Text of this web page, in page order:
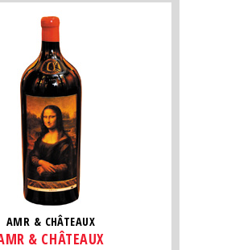
AMR & CHÂTEAUX
& CHÂTEAUX